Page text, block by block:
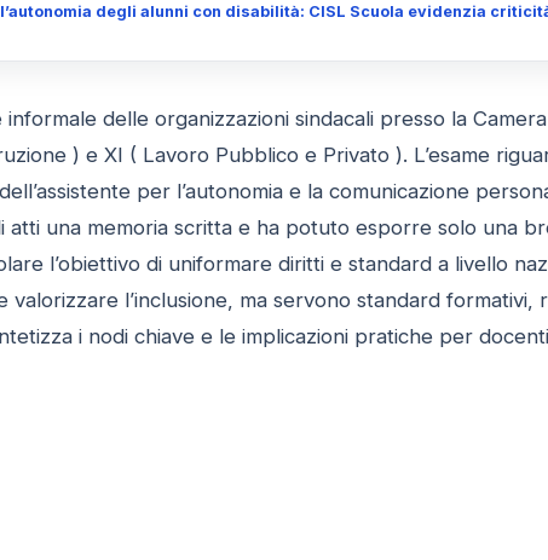
degli alunni con disabilità: CISL Scuola evidenzia
delle organizzazioni sindacali presso la
) e XI ( Lavoro Pubblico e Privato ). L’esame
per l’autonomia e la comunicazione
atti una memoria scritta e ha potuto esporre solo una
l’obiettivo di uniformare diritti e standard a livello
valorizzare l’inclusione, ma servono standard formativi,
i nodi chiave e le implicazioni pratiche per